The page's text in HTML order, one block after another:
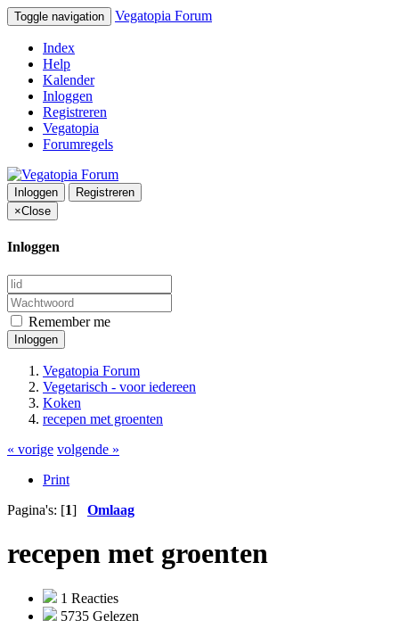
Toggle navigation Vegatopia Forum
Index
Help
Kalender
Inloggen
Registreren
Vegatopia
Forumregels
Inloggen
Registreren
×Close
Inloggen
Remember me
Inloggen
Vegatopia Forum
Vegetarisch - voor iedereen
Koken
recepen met groenten
« vorige volgende »
Print
Pagina's: [1] Omlaag
recepen met groenten
1 Reacties
5735 Gelezen